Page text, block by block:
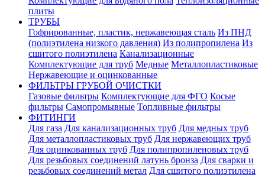
плиты
ТРУБЫ
Гофрированные, пластик, нержавеющая сталь Из ПНД
(полиэтилена низкого давления) Из полипропилена Из
сшитого полиэтилена Канализационные
Комплектующие для труб Медные Металлопластиковые
Нержавеющие и оцинкованные
ФИЛЬТРЫ ГРУБОЙ ОЧИСТКИ
Газовые фильтры Комплектующие для ФГО Косые
фильтры Самопромывные Топливные фильтры
ФИТИНГИ
Для газа Для канализационных труб Для медных труб
Для металлопластиковых труб Для нержавеющих труб
Для оцинкованных труб Для полипропиленовых труб
Для резьбовых соединений латунь бронза Для сварки и
резьбовых соединений метал Для сшитого полиэтилена